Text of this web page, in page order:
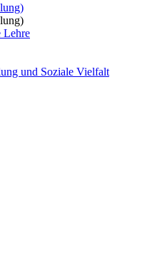
Lehre
und Soziale Vielfalt